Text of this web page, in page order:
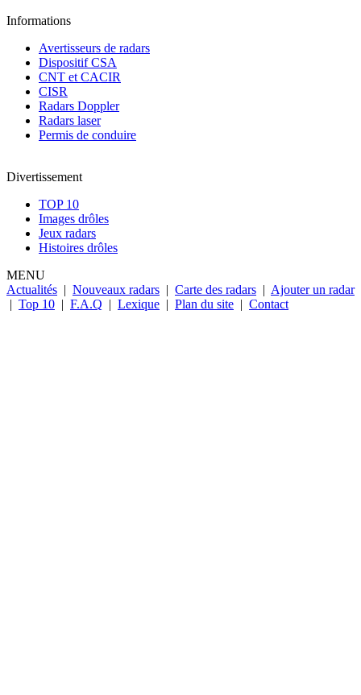
Informations
Avertisseurs de radars
Dispositif CSA
CNT et CACIR
CISR
Radars Doppler
Radars laser
Permis de conduire
Divertissement
TOP 10
Images drôles
Jeux radars
Histoires drôles
MENU
Actualités | Nouveaux radars | Carte des radars | Ajouter un radar
| Top 10 | F.A.Q | Lexique | Plan du site | Contact